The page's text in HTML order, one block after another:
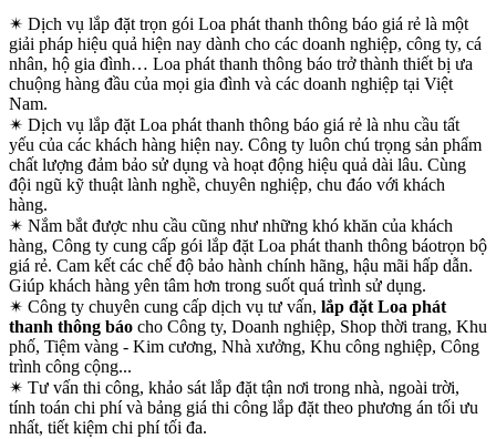
✴ Dịch vụ lắp đặt trọn gói Loa phát thanh thông báo giá rẻ là một
giải pháp hiệu quả hiện nay dành cho các doanh nghiệp, công ty, cá
nhân, hộ gia đình… Loa phát thanh thông báo trở thành thiết bị ưa
chuộng hàng đầu của mọi gia đình và các doanh nghiệp tại Việt
Nam.
✴ Dịch vụ lắp đặt Loa phát thanh thông báo giá rẻ là nhu cầu tất
yếu của các khách hàng hiện nay. Công ty luôn chú trọng sản phẩm
chất lượng đảm bảo sử dụng và hoạt động hiệu quả dài lâu. Cùng
đội ngũ kỹ thuật lành nghề, chuyên nghiệp, chu đáo với khách
hàng.
✴ Nắm bắt được nhu cầu cũng như những khó khăn của khách
hàng, Công ty cung cấp gói lắp đặt Loa phát thanh thông báotrọn bộ
giá rẻ. Cam kết các chế độ bảo hành chính hãng, hậu mãi hấp dẫn.
Giúp khách hàng yên tâm hơn trong suốt quá trình sử dụng.
✴ Công ty chuyên cung cấp dịch vụ tư vấn, lắp đặt Loa phát
thanh thông báo cho Công ty, Doanh nghiệp, Shop thời trang, Khu
phố, Tiệm vàng - Kim cương, Nhà xưởng, Khu công nghiệp, Công
trình công cộng...
✴ Tư vấn thi công, khảo sát lắp đặt tận nơi trong nhà, ngoài trời,
tính toán chi phí và bảng giá thi công lắp đặt theo phương án tối ưu
nhất, tiết kiệm chi phí tối đa.